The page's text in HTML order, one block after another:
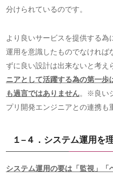
分けられているのです。
より良いサービスを提供する
運用を意識したものでなければ
ずに良い設計は出来ないと考え
ニアとして活躍する為の第一歩
も過言ではありません。※良い
プリ開発エンジニアとの連携も
１ – ４．システム運用を
システム運用の要は「監視」「